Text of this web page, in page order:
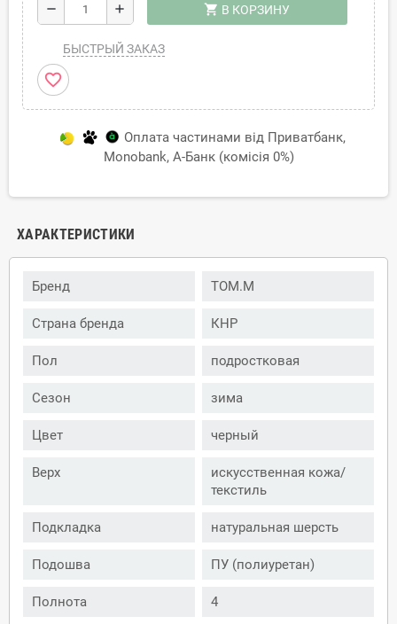
remove add shopping_cart В КОРЗИНУ
БЫСТРЫЙ ЗАКАЗ
favorite_border
Оплата частинами від Приватбанк,
Monobank, А-Банк (комісія 0%)
ХАРАКТЕРИСТИКИ
Бренд TOM.M
Страна бренда КНР
Пол подростковая
Сезон зима
Цвет черный
Верх
искусственная кожа/
текстиль
Подкладка натуральная шерсть
Подошва ПУ (полиуретан)
Полнота 4